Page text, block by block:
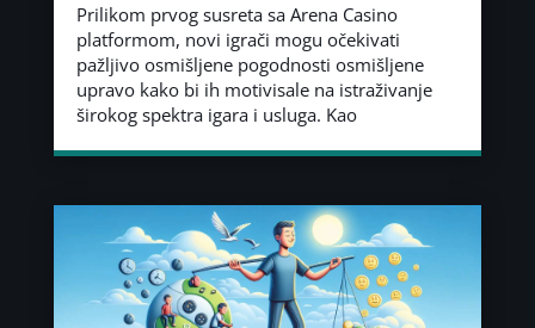
Prilikom prvog susreta sa Arena Casino
platformom, novi igrači mogu očekivati
pažljivo osmišljene pogodnosti osmišljene
upravo kako bi ih motivisale na istraživanje
širokog spektra igara i usluga. Kao